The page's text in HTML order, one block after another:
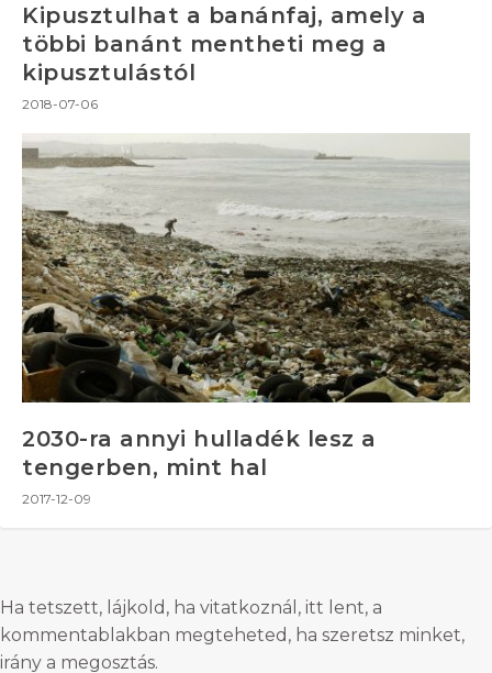
Kipusztulhat a banánfaj, amely a
többi banánt mentheti meg a
kipusztulástól
2018-07-06
2030-ra annyi hulladék lesz a
tengerben, mint hal
2017-12-09
Ha tetszett, lájkold, ha vitatkoznál, itt lent, a
kommentablakban megteheted, ha szeretsz minket,
irány a megosztás.